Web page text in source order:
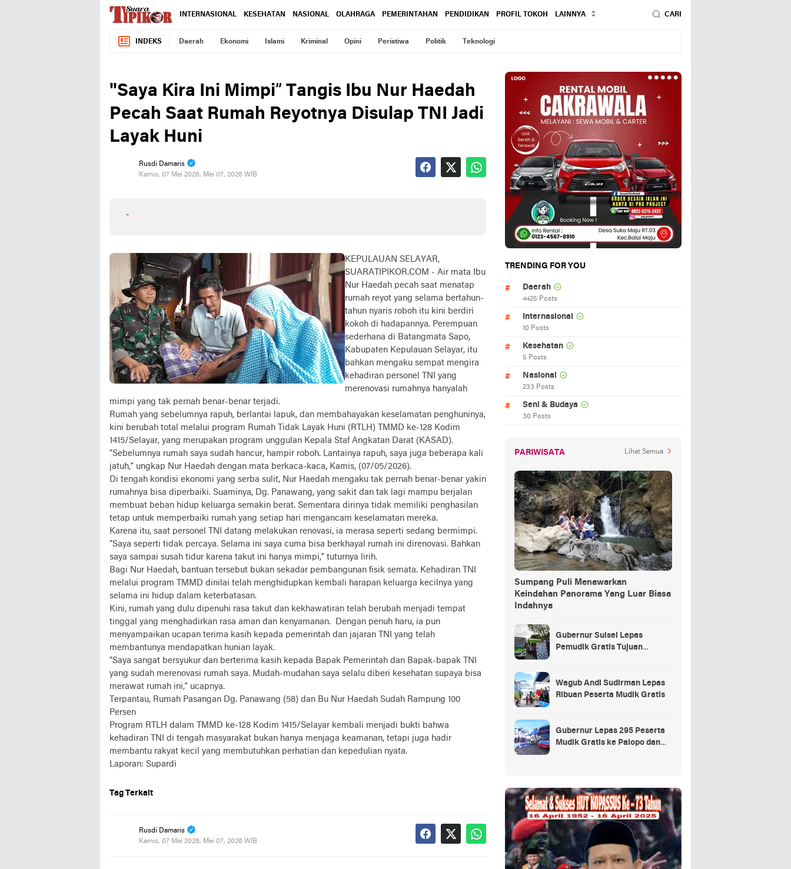
INTERNASIONAL KESEHATAN NASIONAL OLAHRAGA PEMERINTAHAN PENDIDIKAN PROFIL TOKOH LAINNYA CARI
INDEKS Daerah Ekonomi Islami Kriminal Opini Peristiwa Politik Teknologi
"Saya Kira Ini Mimpi” Tangis Ibu Nur Haedah
Pecah Saat Rumah Reyotnya Disulap TNI Jadi
Layak Huni ‎
Rusdi Damaris
Kamis, 07 Mei 2026, Mei 07, 2026 WIB
-
KEPULAUAN SELAYAR,
SUARATIPIKOR.COM - Air mata Ibu
Nur Haedah pecah saat menatap
rumah reyot yang selama bertahun-
tahun nyaris roboh itu kini berdiri
kokoh di hadapannya. Perempuan
sederhana di Batangmata Sapo,
Kabupaten Kepulauan Selayar, itu
bahkan mengaku sempat mengira
kehadiran personel TNI yang
merenovasi rumahnya hanyalah
mimpi yang tak pernah benar-benar terjadi.
‎Rumah yang sebelumnya rapuh, berlantai lapuk, dan membahayakan keselamatan penghuninya,
kini berubah total melalui program Rumah Tidak Layak Huni (RTLH) TMMD ke-128 Kodim
1415/Selayar, yang merupakan program unggulan Kepala Staf Angkatan Darat (KASAD).
‎“Sebelumnya rumah saya sudah hancur, hampir roboh. Lantainya rapuh, saya juga beberapa kali
jatuh,” ungkap Nur Haedah dengan mata berkaca-kaca, Kamis, (07/05/2026).
‎Di tengah kondisi ekonomi yang serba sulit, Nur Haedah mengaku tak pernah benar-benar yakin
rumahnya bisa diperbaiki. Suaminya, Dg. Panawang, yang sakit dan tak lagi mampu berjalan
membuat beban hidup keluarga semakin berat. Sementara dirinya tidak memiliki penghasilan
tetap untuk memperbaiki rumah yang setiap hari mengancam keselamatan mereka.
‎Karena itu, saat personel TNI datang melakukan renovasi, ia merasa seperti sedang bermimpi.
“Saya seperti tidak percaya. Selama ini saya cuma bisa berkhayal rumah ini direnovasi. Bahkan
saya sampai susah tidur karena takut ini hanya mimpi,” tuturnya lirih.
‎Bagi Nur Haedah, bantuan tersebut bukan sekadar pembangunan fisik semata. Kehadiran TNI
melalui program TMMD dinilai telah menghidupkan kembali harapan keluarga kecilnya yang
selama ini hidup dalam keterbatasan.
‎Kini, rumah yang dulu dipenuhi rasa takut dan kekhawatiran telah berubah menjadi tempat
tinggal yang menghadirkan rasa aman dan kenyamanan. Dengan penuh haru, ia pun
menyampaikan ucapan terima kasih kepada pemerintah dan jajaran TNI yang telah
membantunya mendapatkan hunian layak.
‎“Saya sangat bersyukur dan berterima kasih kepada Bapak Pemerintah dan Bapak-bapak TNI
yang sudah merenovasi rumah saya. Mudah-mudahan saya selalu diberi kesehatan supaya bisa
merawat rumah ini,” ucapnya.
‎Terpantau, Rumah Pasangan Dg. Panawang (58) dan Bu Nur Haedah Sudah Rampung 100
Persen
‎Program RTLH dalam TMMD ke-128 Kodim 1415/Selayar kembali menjadi bukti bahwa
kehadiran TNI di tengah masyarakat bukan hanya menjaga keamanan, tetapi juga hadir
membantu rakyat kecil yang membutuhkan perhatian dan kepedulian nyata.
Laporan: Supardi
Tag Terkait
Rusdi Damaris
Kamis, 07 Mei 2026, Mei 07, 2026 WIB
TRENDING FOR YOU
Daerah
4425 Posts
Internasional
10 Posts
Kesehatan
5 Posts
Nasional
233 Posts
Seni & Budaya
30 Posts
PARIWISATA Lihat Semua
Sumpang Puli Menawarkan
Keindahan Panorama Yang Luar Biasa
Indahnya
Gubernur Sulsel Lepas
Pemudik Gratis Tujuan
Wagub Andi Sudirman Lepas
Ribuan Peserta Mudik Gratis
Gubernur Lepas 295 Peserta
Mudik Gratis ke Palopo dan